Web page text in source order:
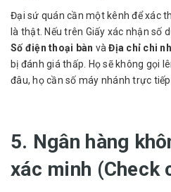
Đại sứ quán cần một kênh để xác
là thật. Nếu trên Giấy xác nhận số
Số điện thoại bàn vàĐịa chỉ chi
bị đánh giá thấp. Họ sẽ không gọi
đâu, họ cần số máy nhánh trực
5. Ngân hàng
xác minh (Check